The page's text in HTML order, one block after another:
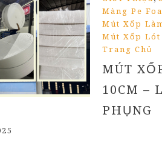
Màng Pe
Mút Xốp
Mút Xốp
Trang Chủ
MÚT
10CM –
PHỤNG